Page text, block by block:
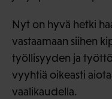
Nyt on hyvä hetki
vastaamaan siihen
työllisyyden ja
vyyhtiä oikeasti
vaalikaudella.